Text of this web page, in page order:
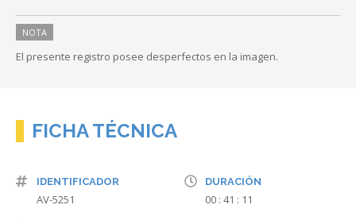
NOTA
El presente registro posee desperfectos en la imagen.
FICHA TÉCNICA
IDENTIFICADOR
AV-5251
DURACIÓN
00 : 41 : 11